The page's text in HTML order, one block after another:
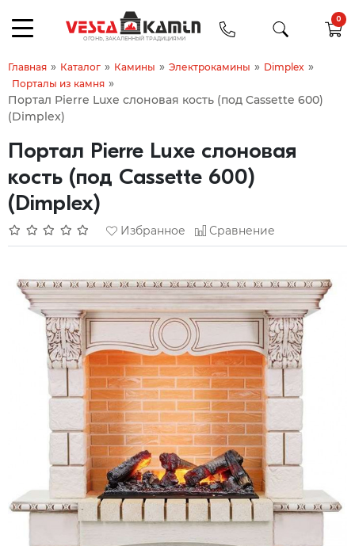
0
Главная » Каталог » Камины » Электрокамины » Dimplex »
Порталы из камня »
Портал Pierre Luxe слоновая кость (под Cassette 600)
(Dimplex)
Портал Pierre Luxe слоновая
кость (под Cassette 600)
(Dimplex)
Избранное Сравнение